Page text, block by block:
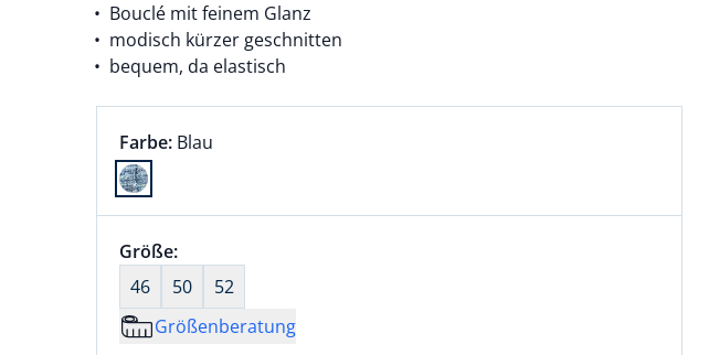
Bouclé mit feinem Glanz
modisch kürzer geschnitten
bequem, da elastisch
Farbauswahl:
Farbe: aktuell ausgewählt:
Blau
Farbe Blau ausgewählt
Größenauswahl:
Größe:nichts ausgewählt
46
50
52
Größenberatung